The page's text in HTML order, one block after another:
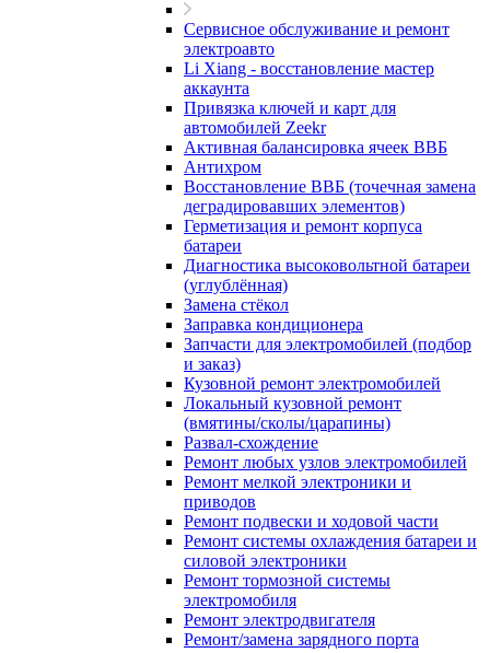
Сервисное обслуживание и ремонт
электроавто
Li Xiang - восстановление мастер
аккаунта
Привязка ключей и карт для
автомобилей Zeekr
Активная балансировка ячеек ВВБ
Антихром
Восстановление ВВБ (точечная замена
деградировавших элементов)
Герметизация и ремонт корпуса
батареи
Диагностика высоковольтной батареи
(углублённая)
Замена стёкол
Заправка кондиционера
Запчасти для электромобилей (подбор
и заказ)
Кузовной ремонт электромобилей
Локальный кузовной ремонт
(вмятины/сколы/царапины)
Развал-схождение
Ремонт любых узлов электромобилей
Ремонт мелкой электроники и
приводов
Ремонт подвески и ходовой части
Ремонт системы охлаждения батареи и
силовой электроники
Ремонт тормозной системы
электромобиля
Ремонт электродвигателя
Ремонт/замена зарядного порта